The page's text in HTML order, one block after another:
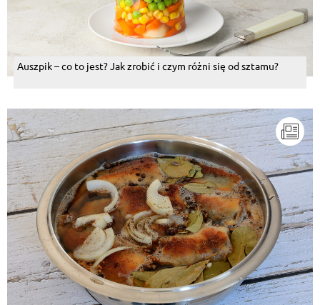
Auszpik – co to jest? Jak zrobić i czym różni się od sztamu?